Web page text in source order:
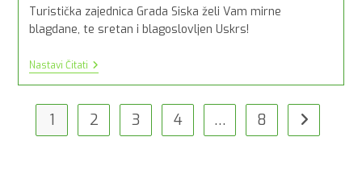
Turistička zajednica Grada Siska želi Vam mirne
blagdane, te sretan i blagoslovljen Uskrs!
Nastavi ČitatiŽelimo
Vam
Sretan
I
Blagoslovljen
Uskrs!
1 2 3 4 … 8 Idi na